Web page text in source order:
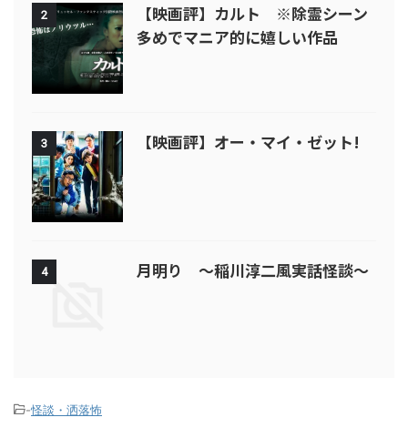
2
【映画評】カルト ※除霊シーン
多めでマニア的に嬉しい作品
3 【映画評】オー・マイ・ゼット!
4 月明り ～稲川淳二風実話怪談～
-怪談・洒落怖